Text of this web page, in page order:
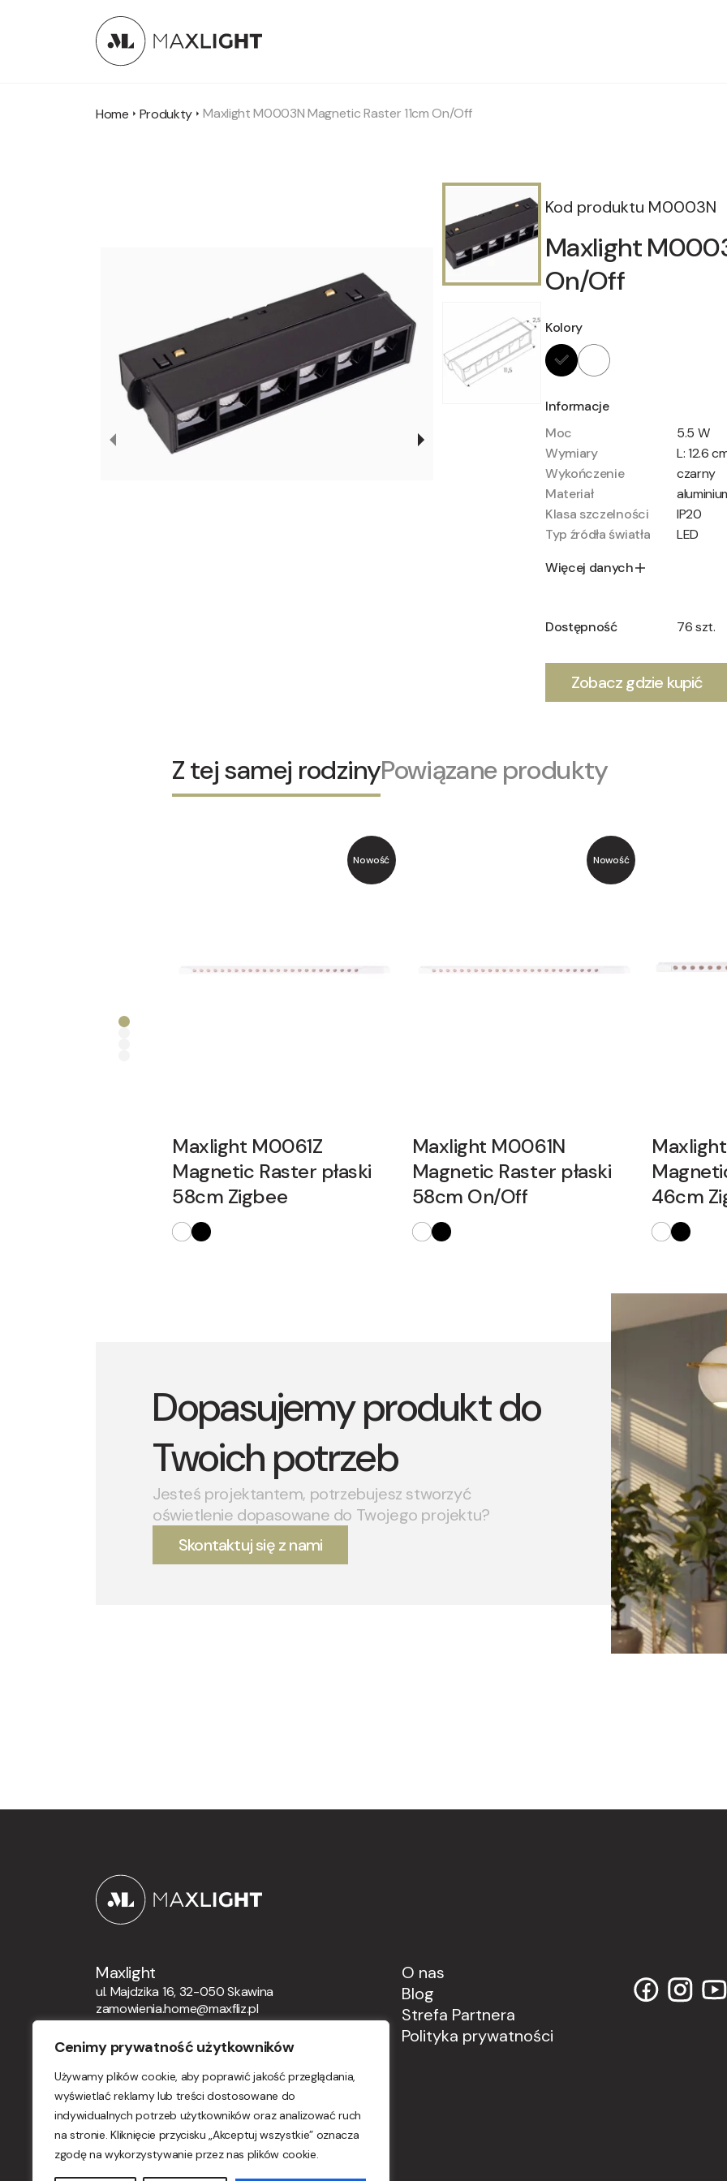
Cenimy prywatność użytkowników
Używamy plików cookie, aby poprawić jakość przeglądania,
wyświetlać reklamy lub treści dostosowane do
indywidualnych potrzeb użytkowników oraz analizować ruch
na stronie. Kliknięcie przycisku „Akceptuj wszystkie” oznacza
zgodę na wykorzystywanie przez nas plików cookie.
Home Produkty Maxlight M0003N Magnetic Raster 11cm On/Off
Kod produktu M0003N
Maxlight
On/Off
Kolory
Informacje
Moc
5.5 W
Wymiary
L: 12.6
Wykończenie
czarny
Materiał
Klasa szczelności
IP20
Typ źródła światła
LED
Więcej danych
Dostępność 76 szt.
Zobacz gdzie kupić
Z tej samej rodzinyPowiązane produkty
Nowość
Maxlight M0061Z
Magnetic Raster płaski
58cm Zigbee
Nowość
Maxlight M0061N
Magnetic Raster płaski
58cm On/Off
46cm
Dopasujemy produkt do
Twoich potrzeb
Jesteś projektantem, potrzebujesz stworzyć
oświetlenie dopasowane do Twojego projektu?
Skontaktuj się z nami
Maxlight
ul. Majdzika 16, 32-050 Skawina
zamowienia.home@maxfliz.pl
+48 12 21 12 164
orders.maxlight@maxfliz.pl
O nas
Blog
Strefa Partnera
Polityka prywatności